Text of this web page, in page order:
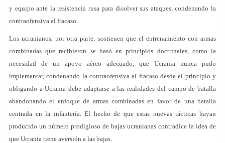
y equipo ante la resistencia rusa para disolver sus ataques, condenando la
contraofensiva al fracaso.
Los ucranianos, por otra parte, sostienen que el entrenamiento con armas
combinadas que recibieron se basó en principios doctrinales, como la
necesidad de un apoyo aéreo adecuado, que Ucrania nunca pudo
implementar, condenando la contraofensiva al fracaso desde el principio y
obligando a Ucrania debe adaptarse a las realidades del campo de batalla
abandonando el enfoque de armas combinadas en favor de una batalla
centrada en la infantería. El hecho de que estas nuevas tácticas hayan
producido un número prodigioso de bajas ucranianas contradice la idea de
que Ucrania tiene aversión a las bajas.